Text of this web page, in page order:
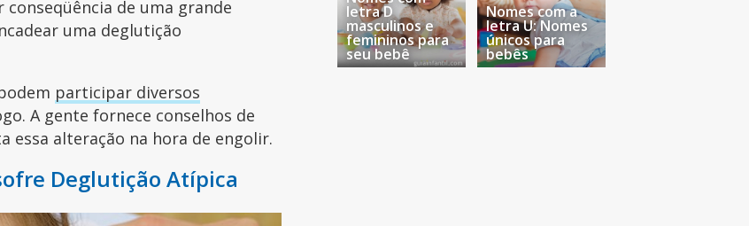
de uma grande
uma deglutição
participar diversos
A gente fornece conselhos de
essa alteração na hora de engolir.
Deglutição Atípica
letra D
masculinos e
femininos para
seu bebê
Nomes com a
letra U: Nomes
únicos para
bebês